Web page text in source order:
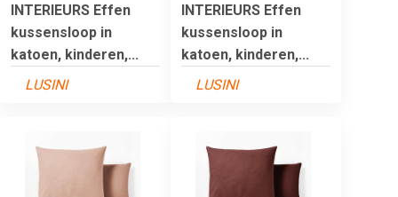
INTERIEURS Effen
kussensloop in
katoen, kinderen,...
LUSINI
INTERIEURS Effen
kussensloop in
katoen, kinderen,...
LUSINI